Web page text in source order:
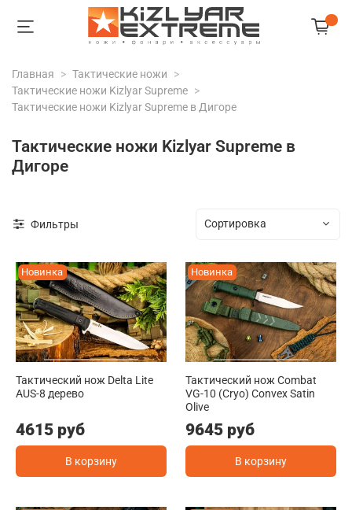
Главная
Тактические ножи
Тактические ножи Kizlyar Supreme
Тактические ножи Kizlyar Supreme в Дигоре
Тактические ножи Kizlyar Supreme в
Дигоре
Фильтры
Новинка
Тактический нож Delta Lite
AUS-8 дерево
4615 руб
В корзину
Новинка
Тактический нож Combat
VG-10 (Cryo) Convex Satin
Olive
9645 руб
В корзину